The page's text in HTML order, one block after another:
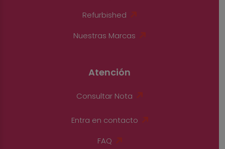
Refurbished
Nuestras Marcas
Atención
Consultar Nota
Entra en contacto
FAQ